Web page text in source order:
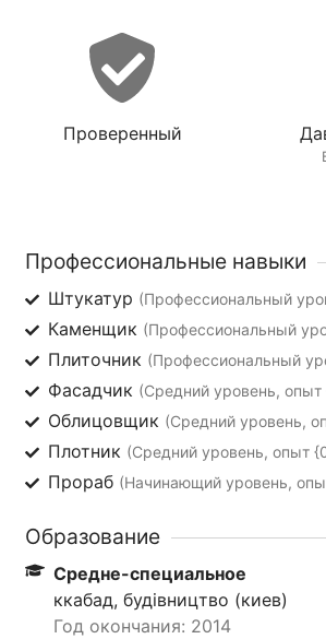
Проверенный
Профессиональные навыки
Штукатур (Профессиональный
Каменщик (Профессиональный
Плиточник (Профессиональный
Фасадчик (Средний уровень, опыт
Облицовщик (Средний уровень,
Плотник (Средний уровень, опыт
Прораб (Начинающий уровень,
Образование
Средне-специальное
ккабад, будівництво (киев)
Год окончания: 2014